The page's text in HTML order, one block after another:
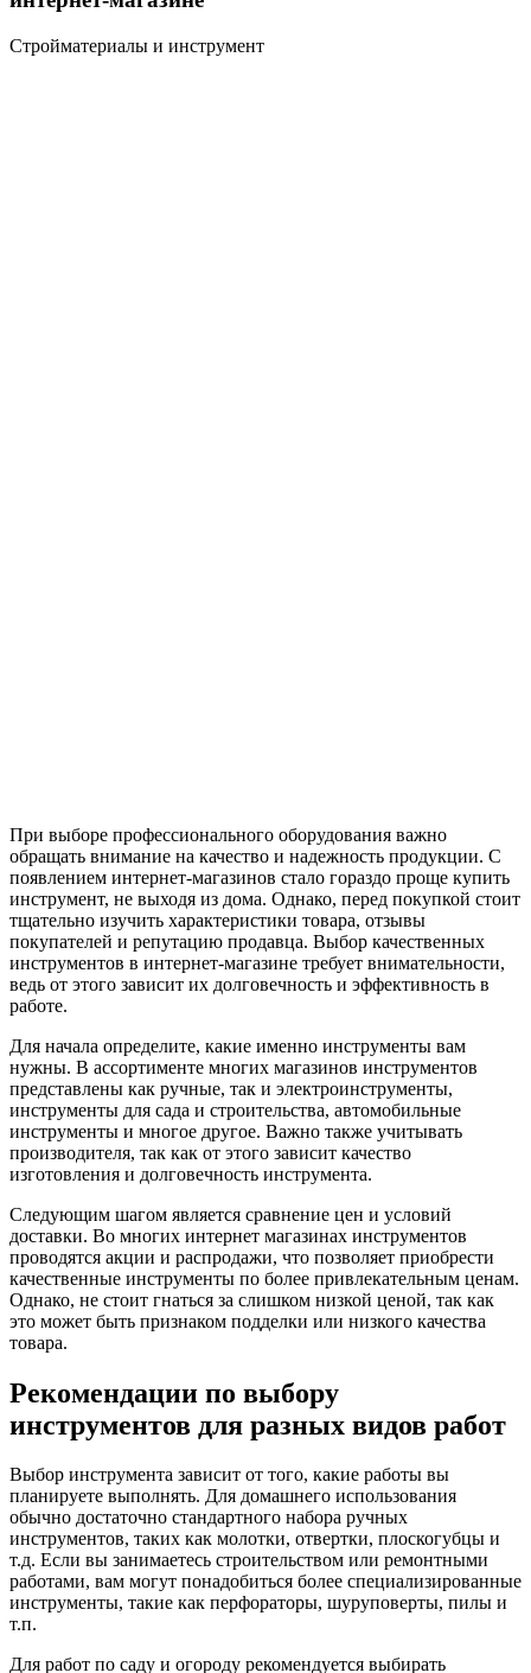
Стройматериалы и инструмент
При выборе профессионального оборудования важно
обращать внимание на качество и надежность продукции. С
появлением интернет-магазинов стало гораздо проще купить
инструмент, не выходя из дома. Однако, перед покупкой стоит
тщательно изучить характеристики товара, отзывы
покупателей и репутацию продавца. Выбор качественных
инструментов в интернет-магазине требует внимательности,
ведь от этого зависит их долговечность и эффективность в
работе.
Для начала определите, какие именно инструменты вам
нужны. В ассортименте многих магазинов инструментов
представлены как ручные, так и электроинструменты,
инструменты для сада и строительства, автомобильные
инструменты и многое другое. Важно также учитывать
производителя, так как от этого зависит качество
изготовления и долговечность инструмента.
Следующим шагом является сравнение цен и условий
доставки. Во многих интернет магазинах инструментов
проводятся акции и распродажи, что позволяет приобрести
качественные инструменты по более привлекательным ценам.
Однако, не стоит гнаться за слишком низкой ценой, так как
это может быть признаком подделки или низкого качества
товара.
Рекомендации по выбору
инструментов для разных видов работ
Выбор инструмента зависит от того, какие работы вы
планируете выполнять. Для домашнего использования
обычно достаточно стандартного набора ручных
инструментов, таких как молотки, отвертки, плоскогубцы и
т.д. Если вы занимаетесь строительством или ремонтными
работами, вам могут понадобиться более специализированные
инструменты, такие как перфораторы, шуруповерты, пилы и
т.п.
Для работ по саду и огороду рекомендуется выбирать